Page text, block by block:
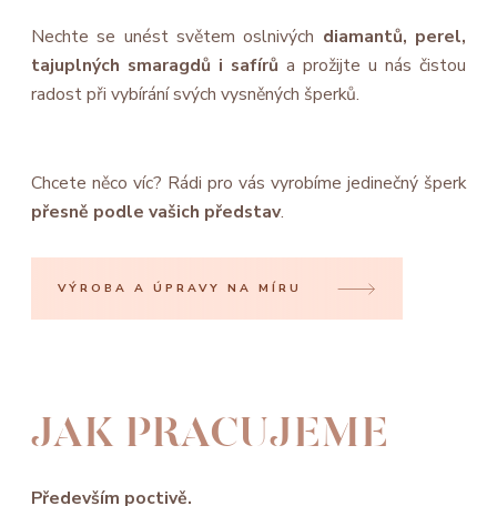
Nechte se unést světem oslnivých diamantů, perel,
tajuplných smaragdů i safírů a prožijte u nás čistou
radost při vybírání svých vysněných šperků.
Chcete něco víc? Rádi pro vás vyrobíme jedinečný šperk
přesně podle vašich představ.
VÝROBA A ÚPRAVY NA MÍRU
JAK PRACUJEME
Především poctivě.